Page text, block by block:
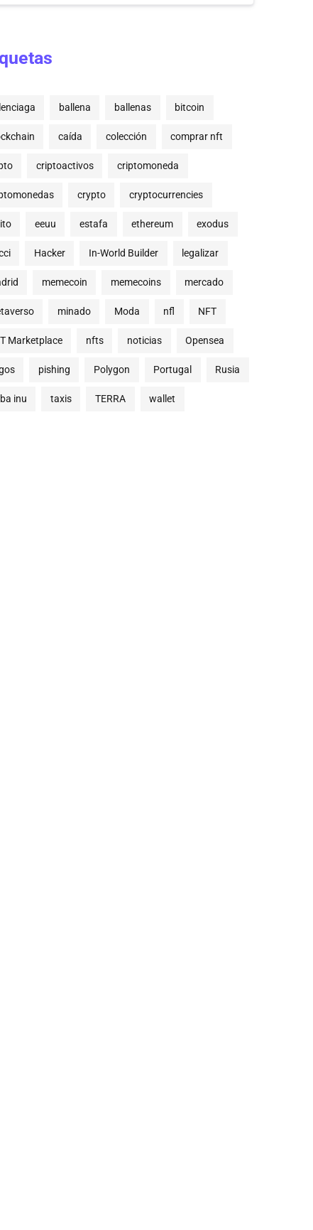
ballena ballenas bitcoin
caída colección comprar nft
criptoactivos criptomoneda
crypto cryptocurrencies
eeuu estafa ethereum exodus
Hacker In-World Builder legalizar
memecoin memecoins mercado
minado Moda nfl NFT
Marketplace nfts noticias Opensea
pishing Polygon Portugal Rusia
inu taxis TERRA wallet